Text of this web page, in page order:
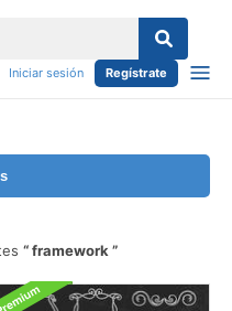
Iniciar sesión Regístrate
framework